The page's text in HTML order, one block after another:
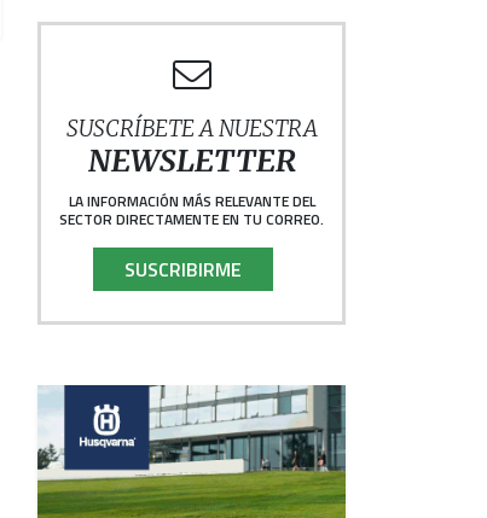
SUSCRÍBETE A NUESTRA
NEWSLETTER
LA INFORMACIÓN MÁS RELEVANTE DEL
SECTOR DIRECTAMENTE EN TU CORREO.
SUSCRIBIRME